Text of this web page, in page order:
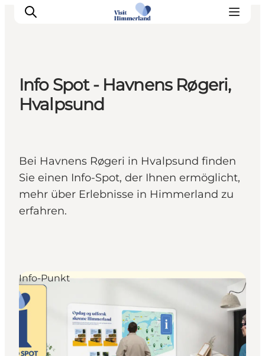
Erlebnisse
Natur
Reiseplanung
Praktische Informationen
Info Spot - Havnens Røgeri,
Hvalpsund
Bei Havnens Røgeri in Hvalpsund finden
Sie einen Info-Spot, der Ihnen ermöglicht,
mehr über Erlebnisse in Himmerland zu
erfahren.
Info-Punkt